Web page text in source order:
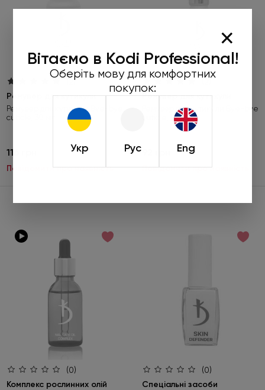
×
Вітаємо в Kodi Professional!
Оберіть мову для комфортних
покупок:
Укр Рус Eng
(2)
Ремувер для кутикули
Ремувер для кутикули Bye-bye
cuticle, 30 мл
116 грн
Повідомити про наявність
Ремувер для кутикули
Ремувер для кутикули Bye-bye
cuticle, 15 мл
Повідомити про наявність
(0)
Комплекс рослинних олій
(0)
Спеціальні засоби
Під час оформлення не забудьте натиснути «Обрати
подарунок». Пропозиція діє лише до 01.09.2026.